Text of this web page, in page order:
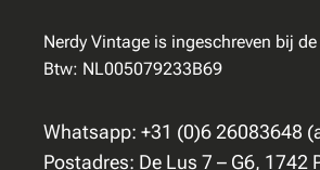
Nerdy Vintage is ingeschreven bij
Btw: NL005079233B69
Whatsapp: +31 (0)6 26083648
Postadres: De Lus 7 – G6, 1742